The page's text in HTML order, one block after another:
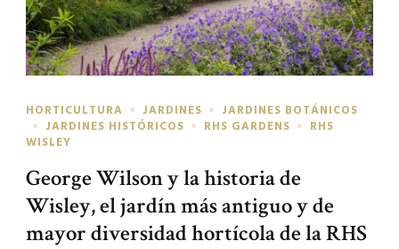
HORTICULTURA JARDINES
JARDINES BOTÁNICOS
JARDINES HISTÓRICOS
RHS GARDENS
RHS
WISLEY
George Wilson y la historia de
Wisley, el jardín más antiguo y de
mayor diversidad hortícola de la RHS